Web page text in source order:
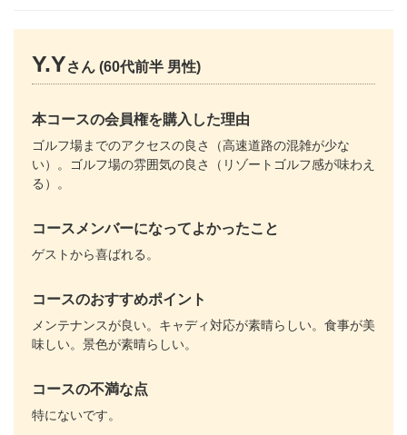
Y.Yさん (60代前半 男性)
本コースの会員権を購入した理由
ゴルフ場までのアクセスの良さ（高速道路の混雑が少な
い）。ゴルフ場の雰囲気の良さ（リゾートゴルフ感が味わえ
る）。
コースメンバーになってよかったこと
ゲストから喜ばれる。
コースのおすすめポイント
メンテナンスが良い。キャディ対応が素晴らしい。食事が美
味しい。景色が素晴らしい。
コースの不満な点
特にないです。